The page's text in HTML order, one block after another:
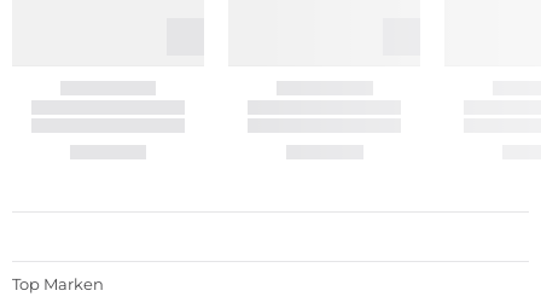
Top Marken